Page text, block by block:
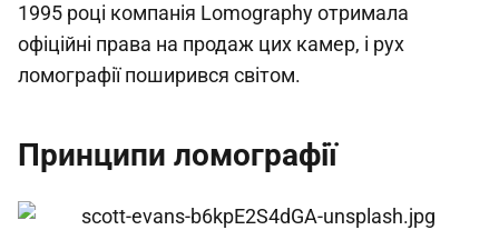
1995 році компанія Lomography отримала
офіційні права на продаж цих камер, і рух
ломографії поширився світом.
Принципи ломографії